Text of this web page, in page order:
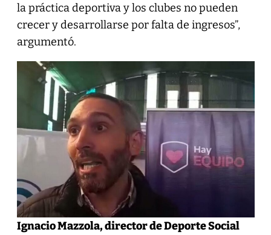
la práctica deportiva y los clubes no pueden
crecer y desarrollarse por falta de ingresos”,
argumentó.
Ignacio Mazzola, director de Deporte Social